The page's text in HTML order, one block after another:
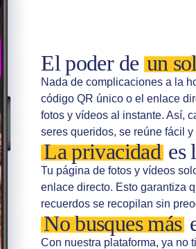
El poder de un
Nada de complicaciones a la
código QR único o el enlace
fotos y vídeos al instante. Así,
seres queridos, se reúne fácil
La privacidad es
Tu página de fotos y vídeos
enlace directo. Esto garantiza
recuerdos se recopilan sin
No busques más
Con nuestra plataforma, ya no